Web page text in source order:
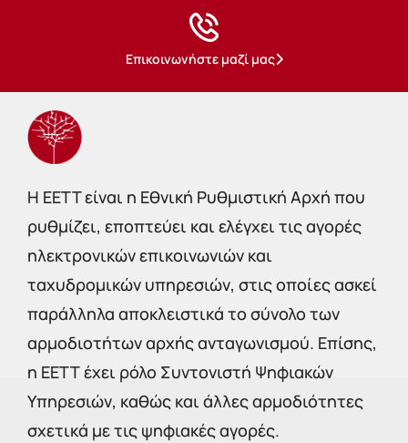
Επικοινωνήστε μαζί μας
Η EETT είναι η Εθνική Ρυθμιστική Αρχή που
ρυθμίζει, εποπτεύει και ελέγχει τις αγορές
ηλεκτρονικών επικοινωνιών και
ταχυδρομικών υπηρεσιών, στις οποίες ασκεί
παράλληλα αποκλειστικά το σύνολο των
αρμοδιοτήτων αρχής ανταγωνισμού. Επίσης,
η ΕΕΤΤ έχει ρόλο Συντονιστή Ψηφιακών
Υπηρεσιών, καθώς και άλλες αρμοδιότητες
σχετικά με τις ψηφιακές αγορές.